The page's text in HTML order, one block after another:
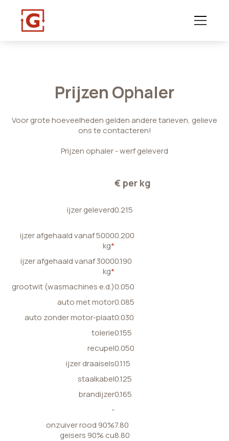
Prijzen Ophaler
Voor grote hoeveelheden gelden andere tarieven, gelieve
ons te contacteren!
Prijzen ophaler - werf geleverd
€ per kg
ijzer geleverd0.215
ijzer afgehaald vanaf 5000
kg*
0.200
ijzer afgehaald vanaf 3000
kg*
0.190
grootwit (wasmachines e.d.)0.050
auto met motor0.085
auto zonder motor-plaat0.030
tolerie0.155
recupel0.050
ijzer draaisels0.115
staalkabel0.125
brandijzer0.165
-
onzuiver rood 90%
geisers 90% cu
7.80
8.80